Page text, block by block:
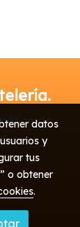
de
datos
y
tus
o obtener
.